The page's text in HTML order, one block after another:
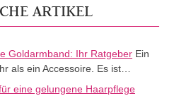
ARTIKEL
Goldarmband: Ihr Ratgeber Ein
als ein Accessoire. Es ist…
eine gelungene Haarpflege